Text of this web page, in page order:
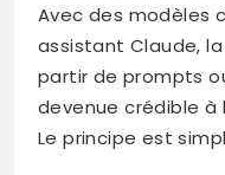
Avec des modèles
assistant Claude,
partir de prompts
devenue crédible à
Le principe est